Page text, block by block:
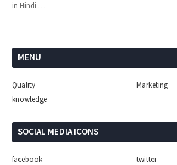
in Hindi …
MENU
Quality
Marketing
knowledge
SOCIAL MEDIA ICONS
facebook
twitter